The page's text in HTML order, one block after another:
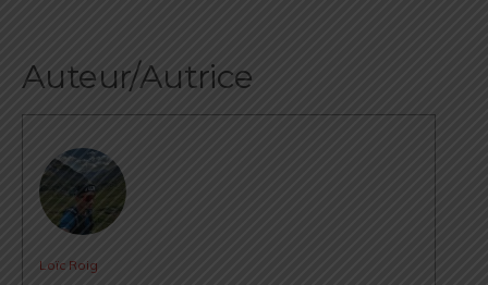
Auteur/Autrice
Loïc Roig